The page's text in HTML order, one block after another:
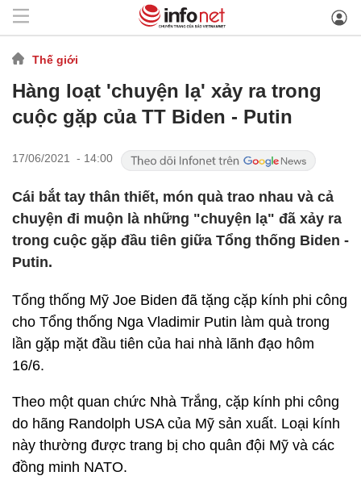
Thế giới
Hàng loạt 'chuyện lạ' xảy ra trong
cuộc gặp của TT Biden - Putin
17/06/2021 - 14:00
Cái bắt tay thân thiết, món quà trao nhau và cả
chuyện đi muộn là những "chuyện lạ" đã xảy ra
trong cuộc gặp đầu tiên giữa Tổng thống Biden -
Putin.
Tổng thống Mỹ Joe Biden đã tặng cặp kính phi công
cho Tổng thống Nga Vladimir Putin làm quà trong
lần gặp mặt đầu tiên của hai nhà lãnh đạo hôm
16/6.
Theo một quan chức Nhà Trắng, cặp kính phi công
do hãng Randolph USA của Mỹ sản xuất. Loại kính
này thường được trang bị cho quân đội Mỹ và các
đồng minh NATO.